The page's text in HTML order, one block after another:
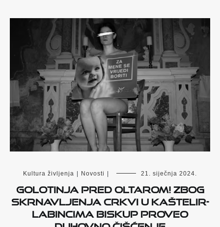
Kultura življenja | Novosti | 21. siječnja 2024.
GOLOTINJA PRED OLTAROM! Zbog
skrnavljenja crkvi u Kaštelir-
Labincima biskup proveo